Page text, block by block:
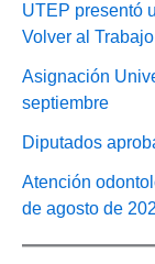
UTEP presentó
Volver al Trabajo
Asignación
septiembre
Diputados
Atención
de agosto de